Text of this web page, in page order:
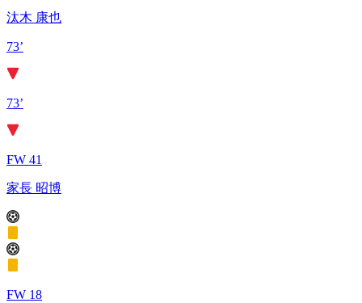
汰木 康也
73’
73’
FW 41
家長 昭博
FW 18